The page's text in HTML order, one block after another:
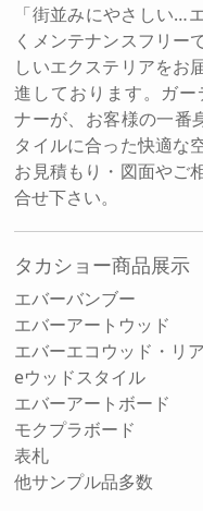
「街並みにやさしい…
くメンテナンスフリー
しいエクステリアをお
進しております。ガ
ナーが、お客様の一番
タイルに合った快適な
お見積もり・図面やご
合せ下さい。
タカショー商品展示
エバーバンブー
エバーアートウッド
エバーエコウッド・リ
eウッドスタイル
エバーアートボード
モクプラボード
表札
他サンプル品多数